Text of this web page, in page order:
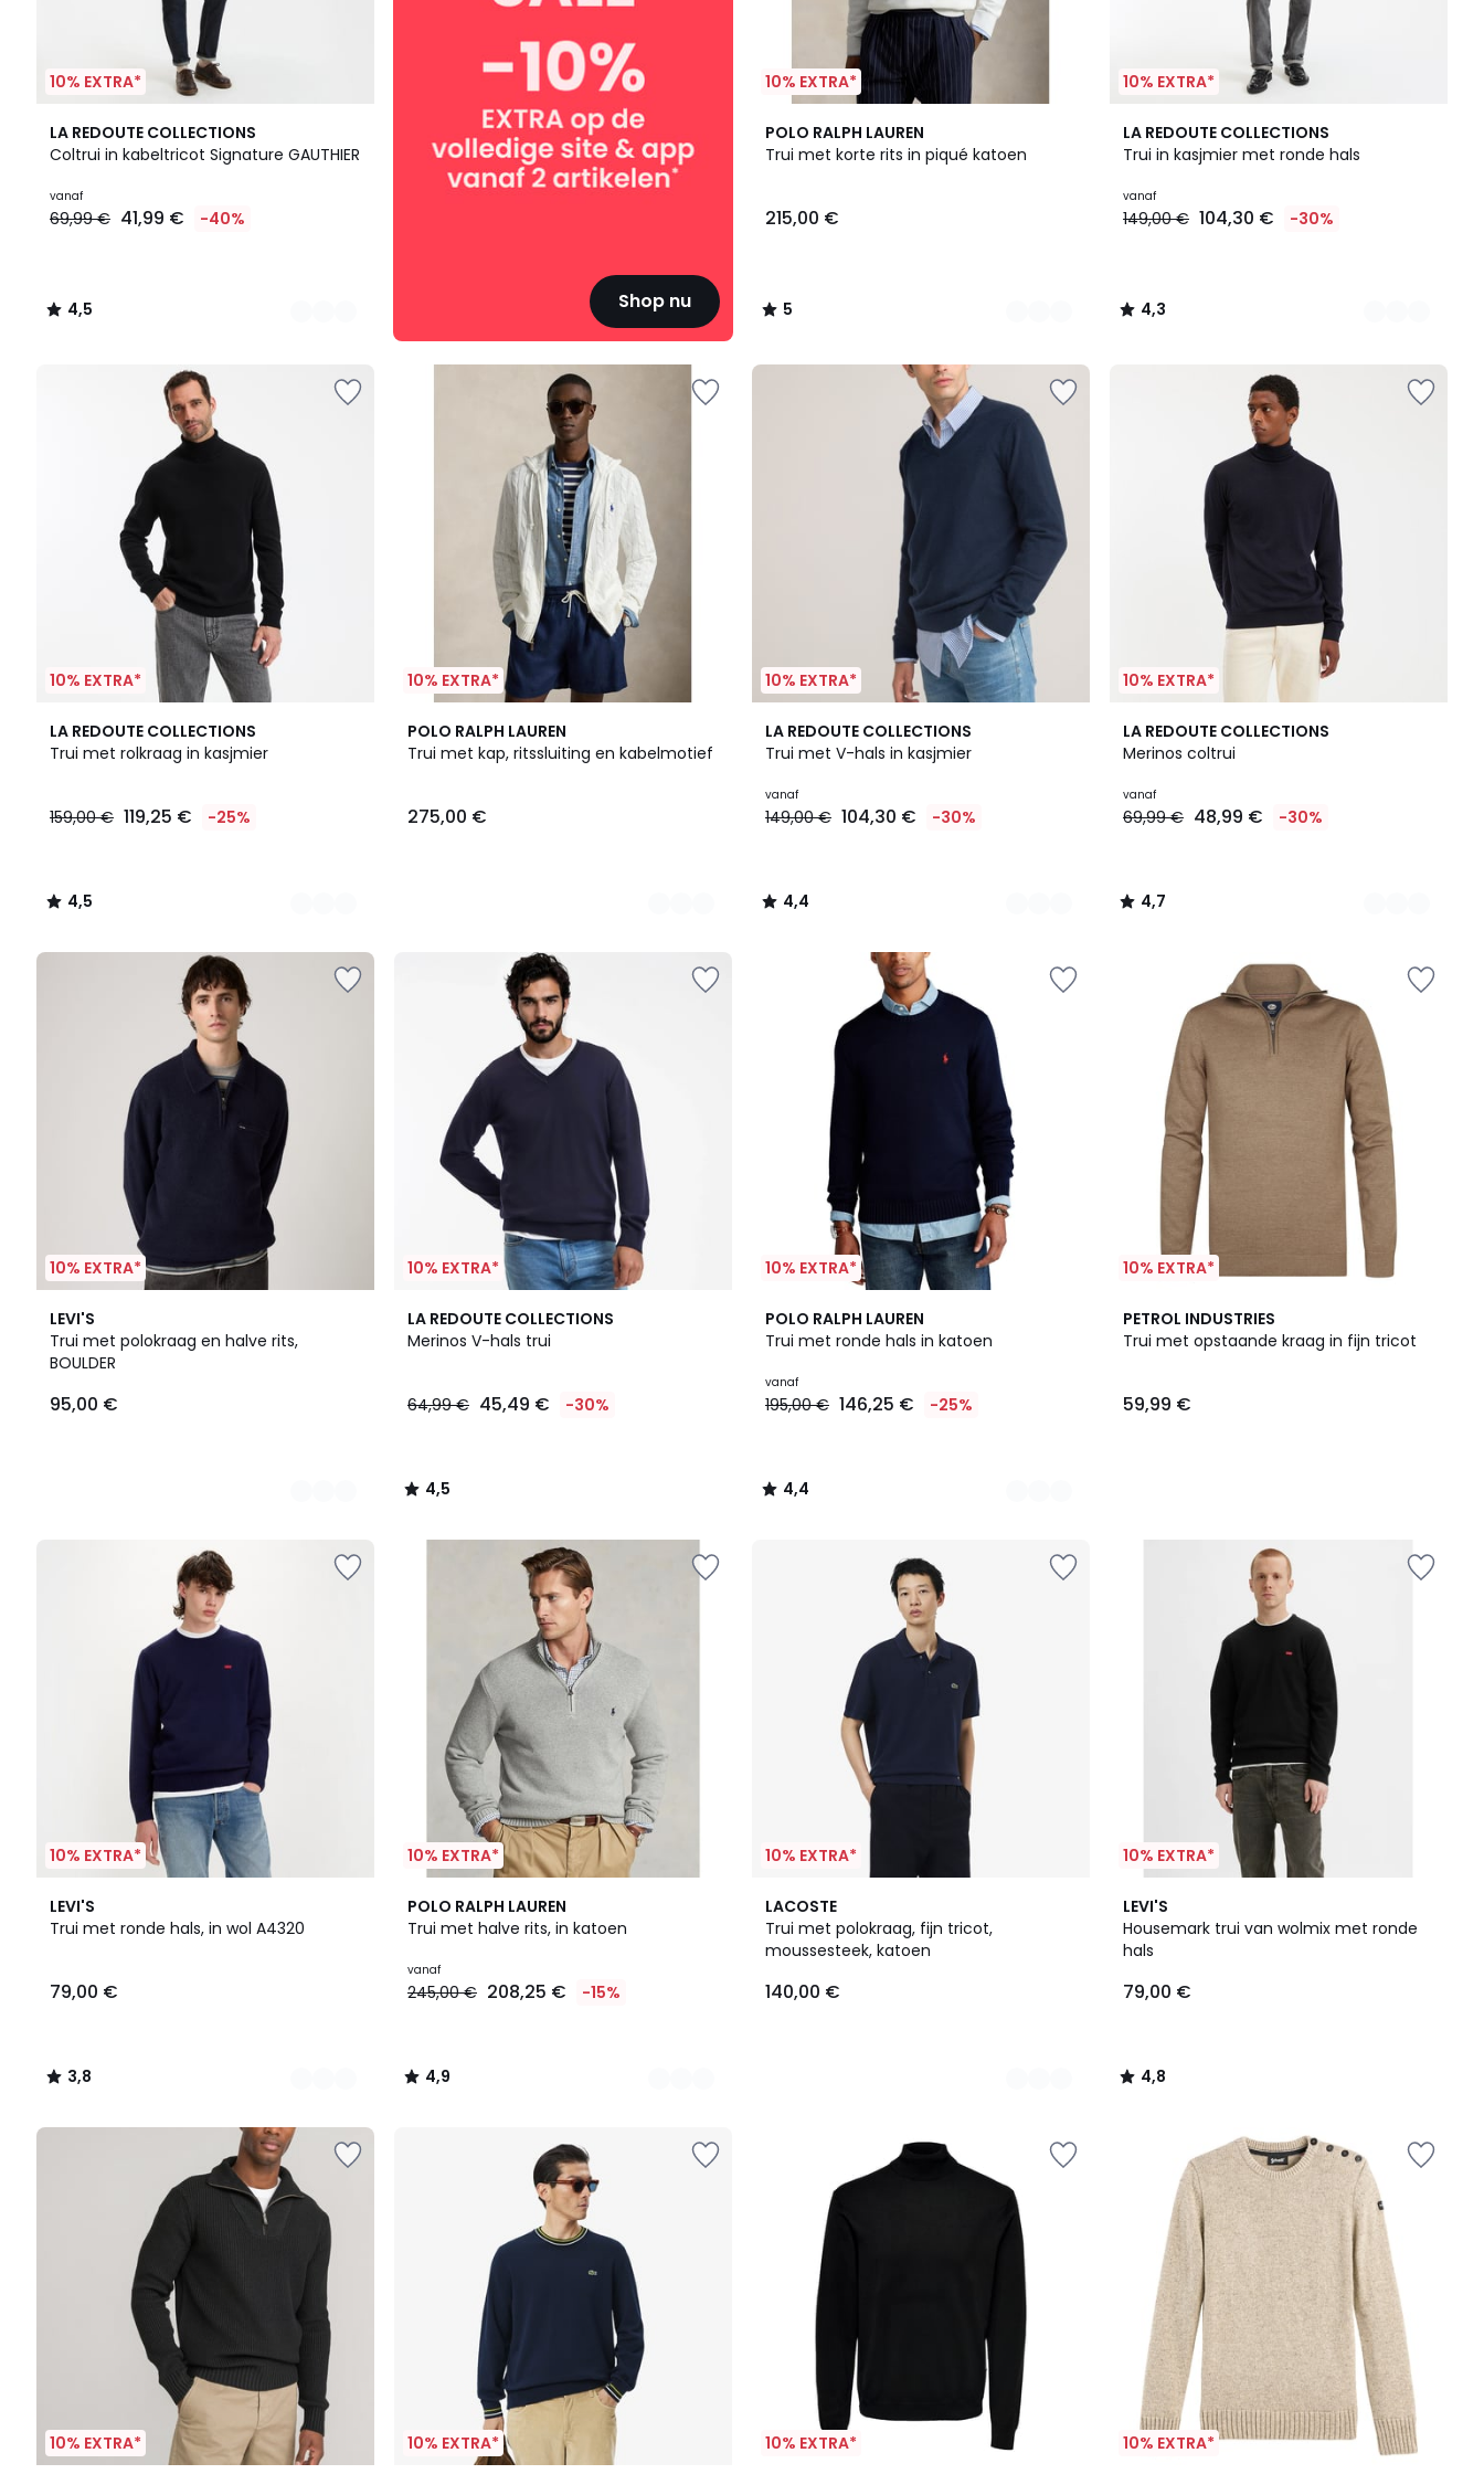
10% EXTRA*
LA REDOUTE COLLECTIONS
Coltrui in kabeltricot Signature GAUTHIER
vanaf
69,99 € 41,99 € -40%
4,5
/ 5
3
Kleuren
4,5
/
Shop nu
10% EXTRA*
POLO RALPH LAUREN
Trui met korte rits in piqué katoen
215,00 €
5
/
4
Kleuren
5
/
10% EXTRA*
LA REDOUTE COLLECTIONS
Trui in kasjmier met ronde hals
vanaf
149,00 € 104,30 € -30%
4,3
/ 5
3
Kleuren
4,3
/
10% EXTRA*
LA REDOUTE COLLECTIONS
Trui met rolkraag in kasjmier
159,00 € 119,25 € -25%
4,5
/ 5
3
Kleuren
4,5
/
10% EXTRA*
POLO RALPH LAUREN
Trui met kap, ritssluiting en kabelmotief
275,00 €
2
Kleuren
10% EXTRA*
LA REDOUTE COLLECTIONS
Trui met V-hals in kasjmier
vanaf
149,00 € 104,30 € -30%
4,4
/ 5
2
Kleuren
4,4
/
10% EXTRA*
LA REDOUTE COLLECTIONS
Merinos coltrui
vanaf
69,99 € 48,99 € -30%
4,7
/ 5
4
Kleuren
4,7
/
10% EXTRA*
LEVI'S
Trui met polokraag en halve rits,
BOULDER
95,00 €
2
Kleuren
10% EXTRA*
LA REDOUTE COLLECTIONS
Merinos V-hals trui
64,99 € 45,49 € -30%
4,5
/ 5
4,5
/
10% EXTRA*
POLO RALPH LAUREN
Trui met ronde hals in katoen
vanaf
195,00 € 146,25 € -25%
4,4
/ 5
4
Kleuren
4,4
/
10% EXTRA*
PETROL INDUSTRIES
Trui met opstaande kraag in fijn tricot
59,99 €
10% EXTRA*
LEVI'S
Trui met ronde hals, in wol A4320
79,00 €
3,8
/ 5
3
Kleuren
3,8
/
10% EXTRA*
POLO RALPH LAUREN
Trui met halve rits, in katoen
vanaf
245,00 € 208,25 € -15%
4,9
/ 5
3
Kleuren
4,9
/
10% EXTRA*
LACOSTE
Trui met polokraag, fijn tricot,
moussesteek, katoen
140,00 €
2
Kleuren
10% EXTRA*
LEVI'S
Housemark trui van wolmix met ronde
hals
79,00 €
4,8
/ 5
4,8
/
10% EXTRA* 10% EXTRA* 10% EXTRA* 10% EXTRA*